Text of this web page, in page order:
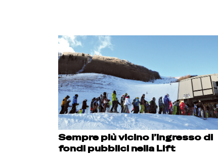
Sempre più vicino l’ingresso di
fondi pubblici nella Lift